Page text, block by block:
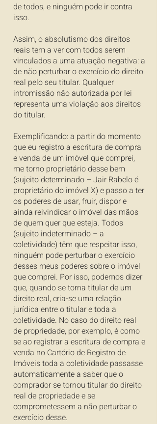
de todos, e ninguém pode ir contra
isso.
Assim, o absolutismo dos direitos
reais tem a ver com todos serem
vinculados a uma atuação negativa: a
de não perturbar o exercício do direito
real pelo seu titular. Qualquer
intromissão não autorizada por lei
representa uma violação aos direitos
do titular.
Exemplificando: a partir do momento
que eu registro a escritura de compra
e venda de um imóvel que comprei,
me torno proprietário desse bem
(sujeito determinado – Jair Rabelo é
proprietário do imóvel X) e passo a ter
os poderes de usar, fruir, dispor e
ainda reivindicar o imóvel das mãos
de quem quer que esteja. Todos
(sujeito indeterminado – a
coletividade) têm que respeitar isso,
ninguém pode perturbar o exercício
desses meus poderes sobre o imóvel
que comprei. Por isso, podemos dizer
que, quando se torna titular de um
direito real, cria-se uma relação
jurídica entre o titular e toda a
coletividade. No caso do direito real
de propriedade, por exemplo, é como
se ao registrar a escritura de compra e
venda no Cartório de Registro de
Imóveis toda a coletividade passasse
automaticamente a saber que o
comprador se tornou titular do direito
real de propriedade e se
comprometessem a não perturbar o
exercício desse.